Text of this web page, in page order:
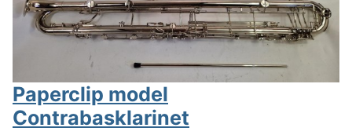
Paperclip model
Contrabasklarinet